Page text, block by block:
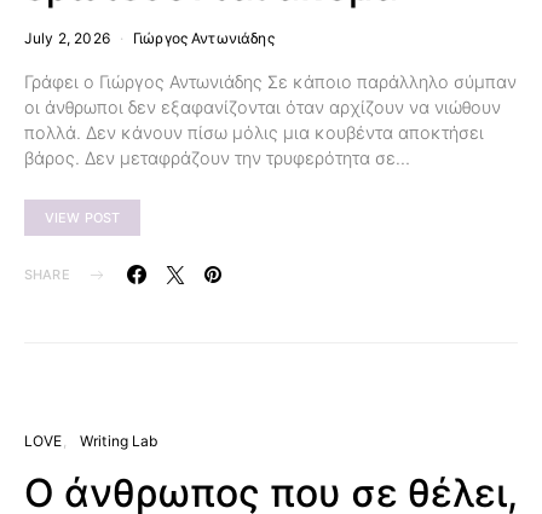
July 2, 2026 Γιώργος Αντωνιάδης
Γράφει ο Γιώργος Αντωνιάδης Σε κάποιο παράλληλο σύμπαν
οι άνθρωποι δεν εξαφανίζονται όταν αρχίζουν να νιώθουν
πολλά. Δεν κάνουν πίσω μόλις μια κουβέντα αποκτήσει
βάρος. Δεν μεταφράζουν την τρυφερότητα σε…
VIEW POST
SHARE
LOVE Writing Lab
Ο άνθρωπος που σε θέλει,